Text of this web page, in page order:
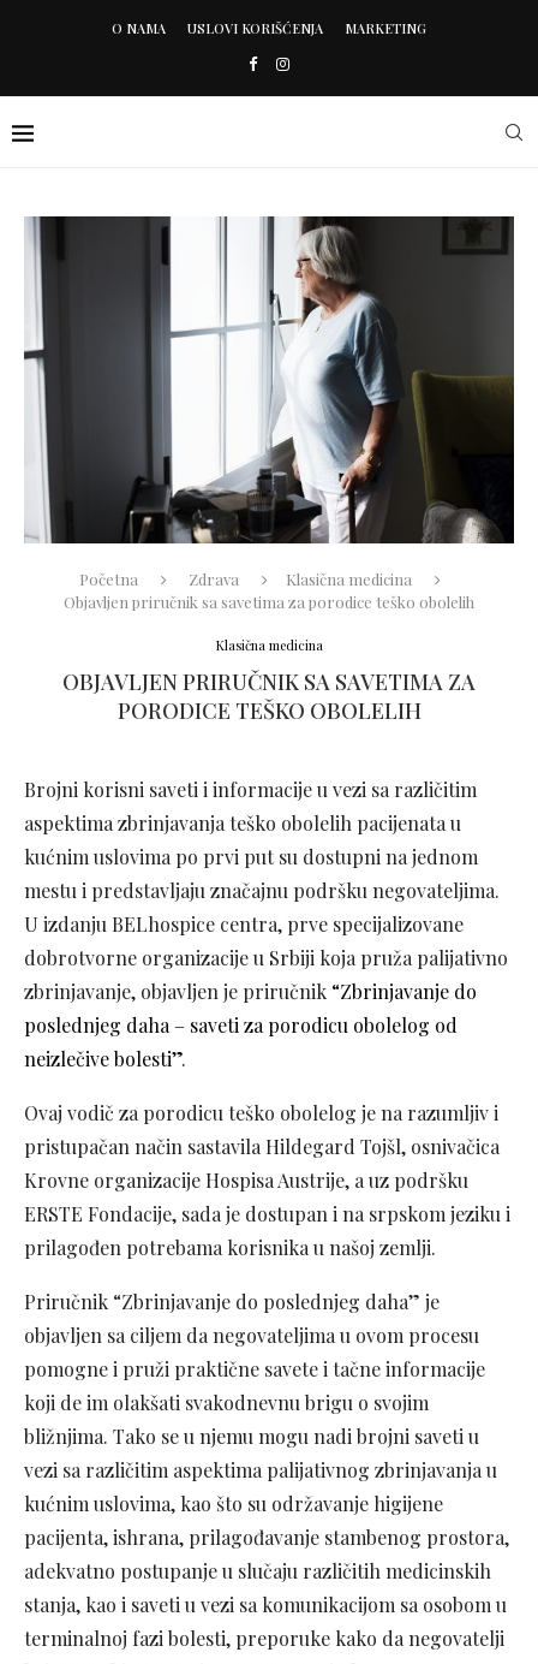
O NAMA USLOVI KORIŠĆENJA MARKETING
Početna Zdrava
Klasična medicina
Objavljen priručnik sa savetima za porodice teško obolelih
Klasična medicina
OBJAVLJEN PRIRUČNIK SA SAVETIMA ZA
PORODICE TEŠKO OBOLELIH
Brojni korisni saveti i informacije u vezi sa različitim
aspektima zbrinjavanja teško obolelih pacijenata u
kućnim uslovima po prvi put su dostupni na jednom
mestu i predstavljaju značajnu podršku negovateljima.
U izdanju BELhospice centra, prve specijalizovane
dobrotvorne organizacije u Srbiji koja pruža palijativno
zbrinjavanje, objavljen je priručnik “Zbrinjavanje do
poslednjeg daha – saveti za porodicu obolelog od
neizlečive bolesti”.
Ovaj vodič za porodicu teško obolelog je na razumljiv i
pristupačan način sastavila Hildegard Tojšl, osnivačica
Krovne organizacije Hospisa Austrije, a uz podršku
ERSTE Fondacije, sada je dostupan i na srpskom jeziku i
prilagođen potrebama korisnika u našoj zemlji.
Priručnik “Zbrinjavanje do poslednjeg daha” je
objavljen sa ciljem da negovateljima u ovom procesu
pomogne i pruži praktične savete i tačne informacije
koji de im olakšati svakodnevnu brigu o svojim
bližnjima. Tako se u njemu mogu nadi brojni saveti u
vezi sa različitim aspektima palijativnog zbrinjavanja u
kućnim uslovima, kao što su održavanje higijene
pacijenta, ishrana, prilagođavanje stambenog prostora,
adekvatno postupanje u slučaju različitih medicinskih
stanja, kao i saveti u vezi sa komunikacijom sa osobom u
terminalnoj fazi bolesti, preporuke kako da negovatelji